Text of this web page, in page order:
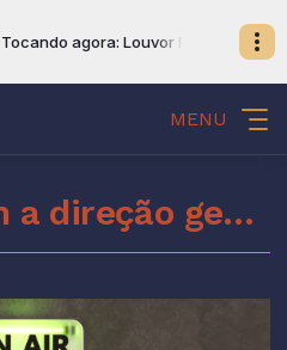
Tocando agora: Louvor Rural _ bloco
MENU
Esta obra tem a direção geral do Espírito Santo de Deus